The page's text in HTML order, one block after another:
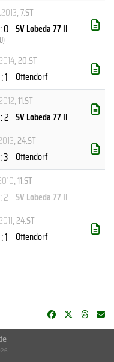
, 7.ST
0
U)
SV Lobeda 77 II
, 20.ST
1 Ottendorf
, 11.ST
2 SV Lobeda 77 II
, 24.ST
3 Ottendorf
, 11.ST
2 SV Lobeda 77 II
, 24.ST
1 Ottendorf